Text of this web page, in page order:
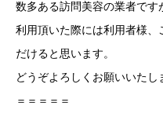
数多ある訪問美容の業者で
利用頂いた際には利用者様
だけると思います。
どうぞよろしくお願いいたし
＝＝＝＝＝